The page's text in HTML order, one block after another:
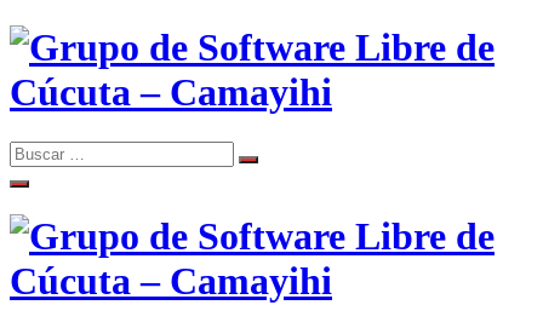
Skip
content
Grupo de Software Libre de
Cúcuta – Camayihi
Comunidad de Software Libre de Cúcuta
Search
for:
Search